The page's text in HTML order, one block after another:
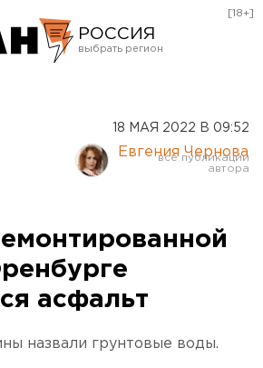
РОССИЯ
Курган
Оренбург
[18+]
18 МАЯ 2022 В 09:52
Евгения Чернова
асфальт
назвали грунтовые воды.